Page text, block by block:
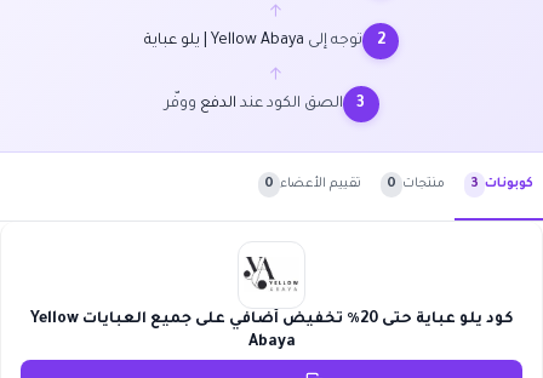
←
2 توجه إلى Yellow Abaya | يلو عباية
←
3 الصق الكود عند الدفع ووفّر
كوبونات 3 منتجات 0 تقييم الأعضاء 0
كود يلو عباية حتى 20٪ تخفيض أضافي على جميع العبايات Yellow
Abaya